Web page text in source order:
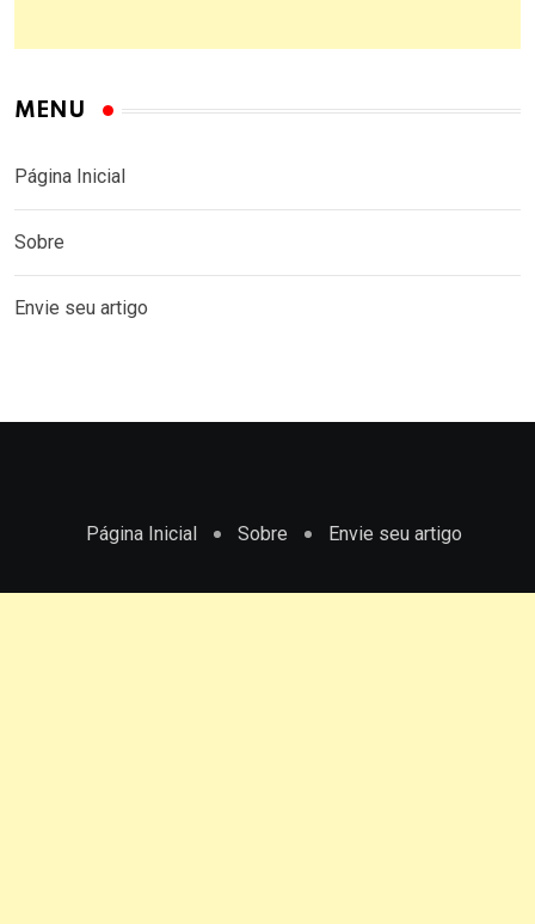
MENU
Página Inicial
Sobre
Envie seu artigo
Página Inicial Sobre Envie seu artigo